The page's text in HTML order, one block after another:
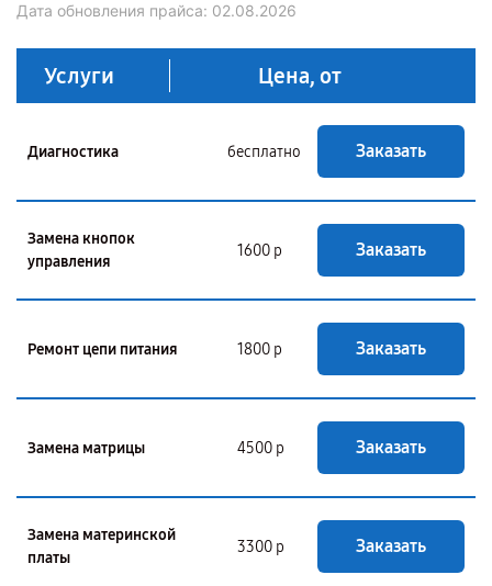
Дата обновления прайса: 02.08.2026
Услуги Цена, от
Диагностика бесплатно Заказать
Замена кнопок
управления
1600 р Заказать
Ремонт цепи питания 1800 р Заказать
Замена матрицы 4500 р Заказать
Замена материнской
платы
3300 р Заказать